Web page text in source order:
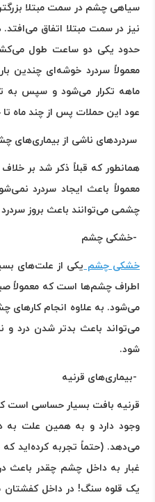
سیاهی چشم در سمت مبتلا
نیز در سمت مبتلا اتفاق
حدود یکی دو ساعت طول
معمولاً سردرد خوشه‌ای چندین
ماهه تکرار می‌شود و سپس به
عود این حملات پس از چند ماه تا
سردردهای ناشی از بیماری‌های
همانطور که قبلاً ذکر شد بر
معمولاً باعث ایجاد سردرد
چشمی می‌توانند باعث بروز
-خشکی چشم
خشکی چشمیکی از علت‌های
اطراف چشم‌ها است که معمولاً
می‌شود. به علاوه انجام کارهای
می‌تواند باعث بدتر شدن درد و
شود.
-بیماری‌های قرنیه
قرنیه بافت بسیار حساسی است
وجود دارد و به همین علت به
می‌دهد. (حتماً تجربه کرده‌اید
غبار به داخل چشم چقدر باعث
یک قلوه سنگ! در داخل